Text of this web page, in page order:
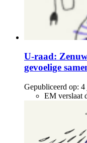
U-raad:
gevoelige
Gepubliceerd op: 4
EM verslaat